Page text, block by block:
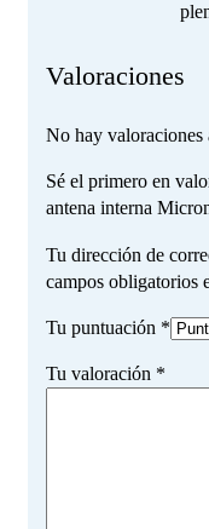
Valoraciones
No hay valoraciones
Sé el primero en
antena interna
Tu dirección de
campos obligatorios
Tu puntuación *
Tu valoración *